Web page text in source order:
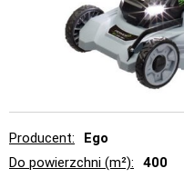
Producent
Ego
Do powierzchni (m²)
400